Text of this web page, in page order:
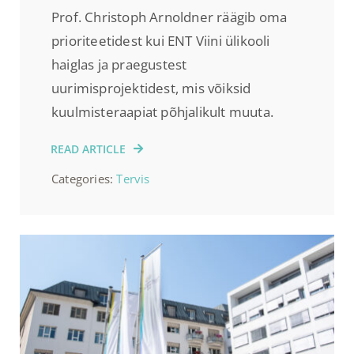
Prof. Christoph Arnoldner räägib oma
prioriteetidest kui ENT Viini ülikooli
haiglas ja praegustest
uurimisprojektidest, mis võiksid
kuulmisteraapiat põhjalikult muuta.
READ ARTICLE
Categories:Tervis